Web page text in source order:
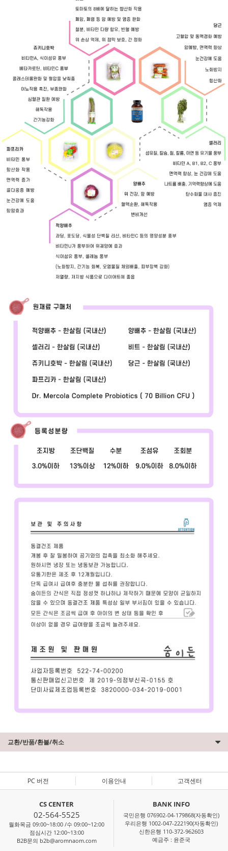
교환/반품/환불/취소
PC 버전 이용안내 고객센터
CS CENTER
02-564-5525
월화목금 09:00~18:00 /수 09:00~12:00
점심시간 12:00~13:00
B2B문의 b2b@aromnaom.com
BANK INFO
국민은행 076902-04-179868(자동확인)
우리은행 1002-047-222190(자동확인)
신한은행 110-372-962603
예금주 : 윤준국